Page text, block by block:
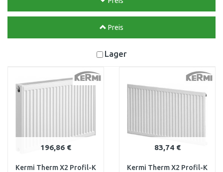
Preis
Lager
196,86 €
Kermi Therm X2 Profil-K
83,74 €
Kermi Therm X2 Profil-K